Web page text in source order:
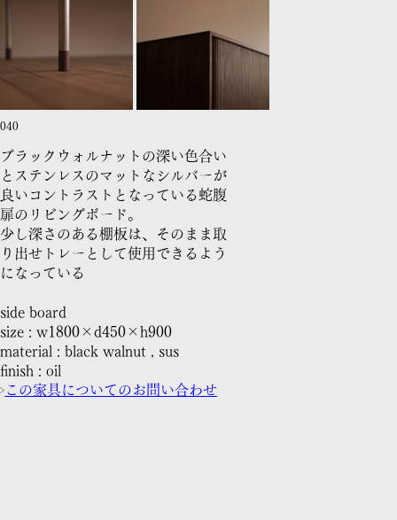
040
ブラックウォルナットの深い色合い
とステンレスのマットなシルバーが
良いコントラストとなっている蛇腹
扉のリビングボード。
少し深さのある棚板は、そのまま取
り出せトレーとして使用できるよう
になっている
side board
size : w1800×d450×h900
material : black walnut , sus
finish : oil
この家具についてのお問い合わせ